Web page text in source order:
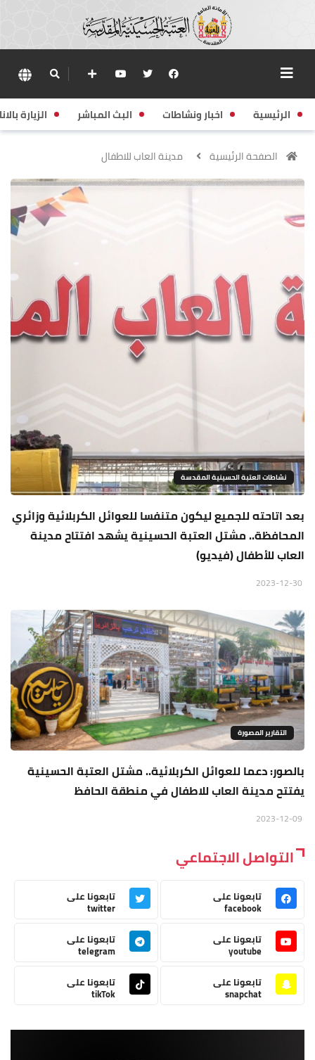
الرئيسية اخبار ونشاطات البث المباشر الزيارة
الصفحة الرئيسية مدينة العاب للاطفال
نشاطات العتبة الحسينية المقدسة
بعد اتاحته للجميع ليكون متنفسا للعوائل الكربلائية وزائري
المحافظة.. مشتل العتبة الحسينية يشهد افتتاح مدينة
العاب للأطفال (فيديو)
التقارير المصورة
بالصور: دعما للعوائل الكربلائية.. مشتل العتبة الحسينية
يفتتح مدينة العاب للاطفال في منطقة الحافظ
التواصل الاجتماعي
تابعونا على
facebook
تابعونا على
twitter
تابعونا على
youtube
تابعونا على
telegram
تابعونا على
snapchat
تابعونا على
tikTok